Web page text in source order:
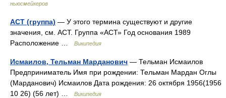
ньюсмейкеров
АСТ (группа) — У этого термина существуют и другие
значения, см. АСТ. Группа «АСТ» Год основания 1989
Расположение …
Википедия
Исмаилов, Тельман Марданович — Тельман Исмаилов
Предприниматель Имя при рождении: Тельман Мардан Оглы
(Марданович) Исмаилов Дата рождения: 26 октября 1956(1956
10 26) (56 лет) …
Википедия